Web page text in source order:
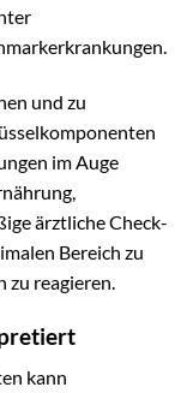
und zu
im Auge
ärztliche Check-
Bereich zu
zu reagieren.
kann